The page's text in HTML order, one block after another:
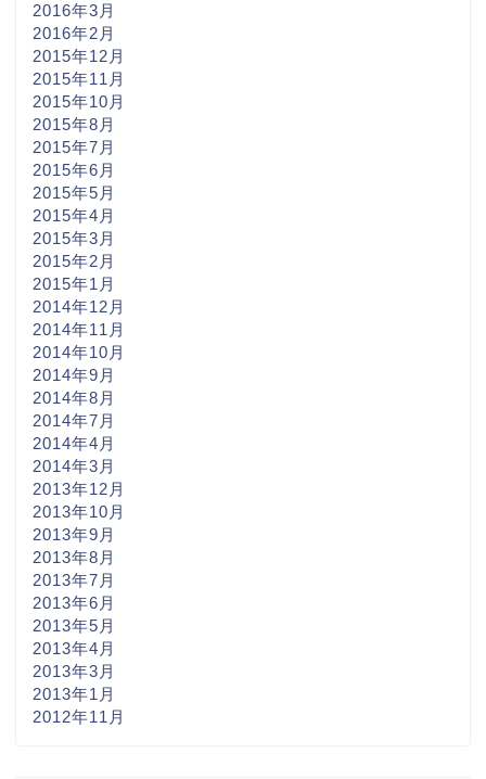
2016年3月
2016年2月
2015年12月
2015年11月
2015年10月
2015年8月
2015年7月
2015年6月
2015年5月
2015年4月
2015年3月
2015年2月
2015年1月
2014年12月
2014年11月
2014年10月
2014年9月
2014年8月
2014年7月
2014年4月
2014年3月
2013年12月
2013年10月
2013年9月
2013年8月
2013年7月
2013年6月
2013年5月
2013年4月
2013年3月
2013年1月
2012年11月